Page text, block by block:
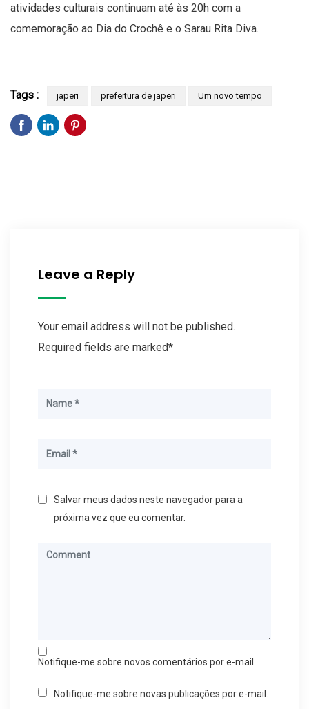
atividades culturais continuam até às 20h com a
comemoração ao Dia do Crochê e o Sarau Rita Diva.
Tags : japeri prefeitura de japeri Um novo tempo
Leave a Reply
Your email address will not be published.
Required fields are marked*
Salvar meus dados neste navegador para a
próxima vez que eu comentar.
Notifique-me sobre novos comentários por e-mail.
Notifique-me sobre novas publicações por e-mail.